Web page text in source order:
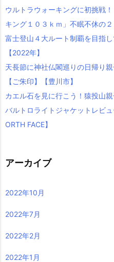
ウルトラウォーキングに初挑戦
キング１０３ｋｍ」不眠不休の
富士登山４大ルート制覇を目指
【2022年】
天長節に神社仏閣巡りの日帰り
【ご朱印】【豊川市】
カエル石を見に行こう！猿投山親
バルトロライトジャケットレビ
ORTH FACE】
アーカイブ
2022年10月
2022年7月
2022年2月
2022年1月